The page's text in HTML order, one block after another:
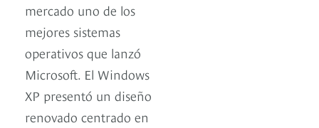
mercado uno de los
mejores sistemas
operativos que lanzó
Microsoft. El Windows
XP presentó un diseño
renovado centrado en